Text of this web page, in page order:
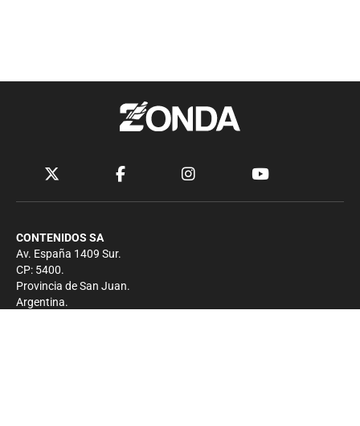
CONTENIDOS SA
Av. España 1409 Sur.
CP: 5400.
Provincia de San Juan.
Argentina.